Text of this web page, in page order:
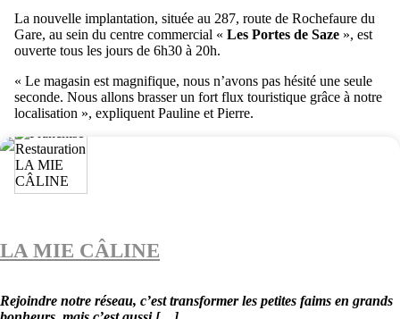
La nouvelle implantation, située au 287, route de Rochefaure du
Gare, au sein du centre commercial « Les Portes de Saze », est
ouverte tous les jours de 6h30 à 20h.
« Le magasin est magnifique, nous n’avons pas hésité une seule
seconde. Nous allons brasser un fort flux touristique grâce à notre
localisation », expliquent Pauline et Pierre.
LA MIE CÂLINE
Rejoindre notre réseau, c’est transformer les petites faims en grands